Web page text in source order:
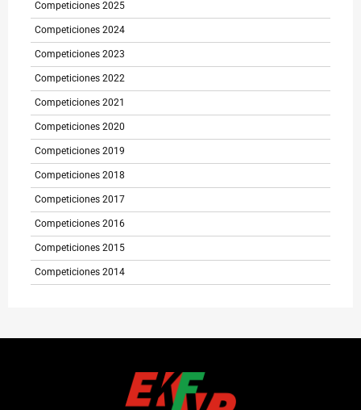
Competiciones 2025
Competiciones 2024
Competiciones 2023
Competiciones 2022
Competiciones 2021
Competiciones 2020
Competiciones 2019
Competiciones 2018
Competiciones 2017
Competiciones 2016
Competiciones 2015
Competiciones 2014